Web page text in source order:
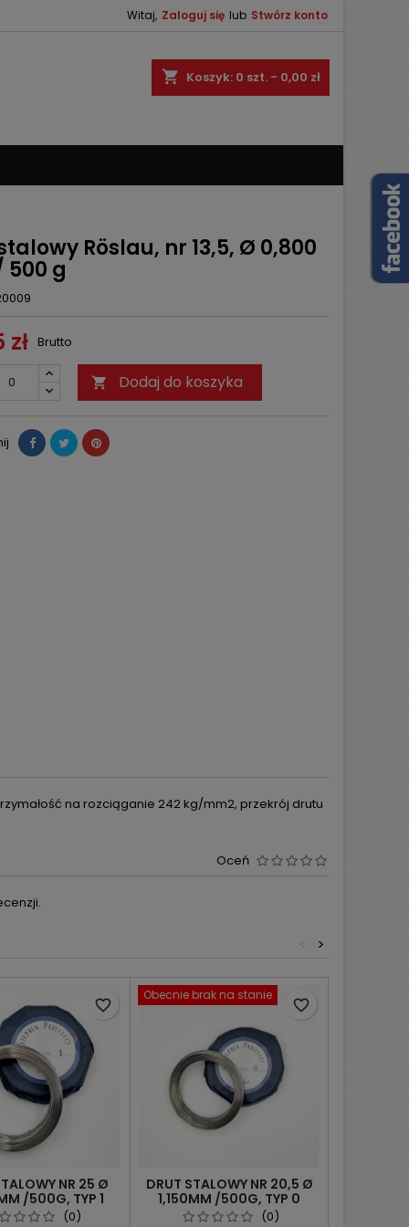
Witaj, Zaloguj się lub Stwórz konto
shopping_cart Koszyk: 0 szt. - 0,00 zł
Röslau, nr 13,5, Ø 0,800
500 g
zł Brutto
 Dodaj do koszyka
na rozciąganie 242 kg/mm2, przekrój drutu
Oceń
>
<
NR 25 Ø
/500G, TYP 1
PAULELLO (0)
favorite_border
Obecnie brak na stanie
DRUT STALOWY NR 20,5 Ø
1,150MM /500G, TYP 0
PAULELLO (0)
favorite_border